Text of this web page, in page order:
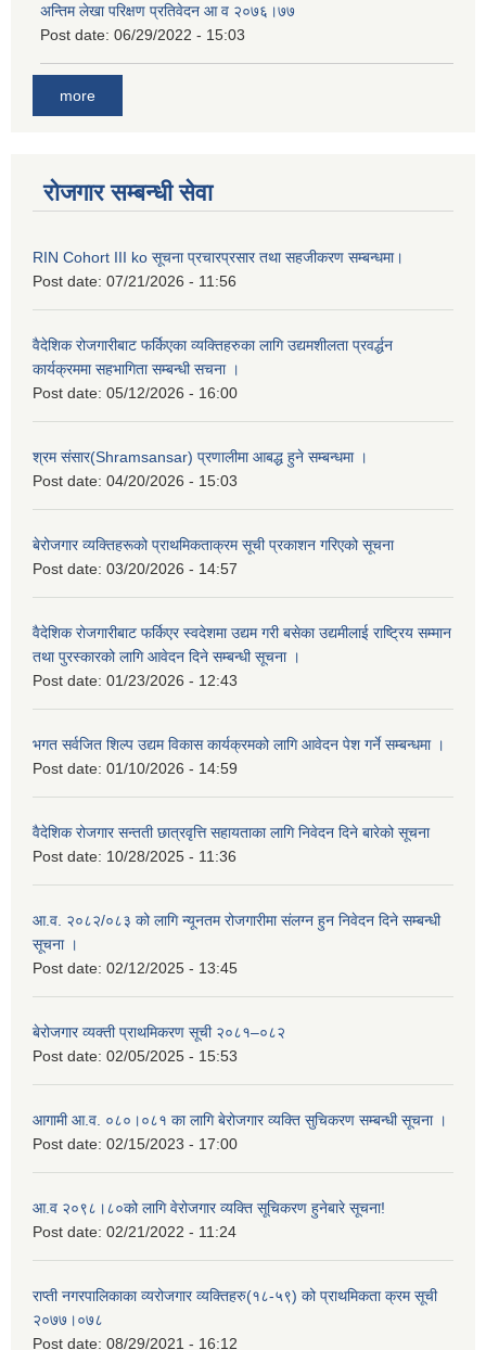
अन्तिम लेखा परिक्षण प्रतिवेदन आ व २०७६।७७
Post date: 06/29/2022 - 15:03
more
रोजगार सम्बन्धी सेवा
RIN Cohort III ko सूचना प्रचारप्रसार तथा सहजीकरण सम्बन्धमा।
Post date: 07/21/2026 - 11:56
वैदेशिक रोजगारीबाट फर्किएका व्यक्तिहरुका लागि उद्यमशीलता प्रवर्द्धन
कार्यक्रममा सहभागिता सम्बन्धी सचना ।
Post date: 05/12/2026 - 16:00
श्रम संसार(Shramsansar) प्रणालीमा आबद्ध हुने सम्बन्धमा ।
Post date: 04/20/2026 - 15:03
बेरोजगार व्यक्तिहरूको प्राथमिकताक्रम सूची प्रकाशन गरिएको सूचना
Post date: 03/20/2026 - 14:57
वैदेशिक रोजगारीबाट फर्किएर स्वदेशमा उद्यम गरी बसेका उद्यमीलाई राष्ट्रिय सम्मान
तथा पुरस्कारको लागि आवेदन दिने सम्बन्धी सूचना ।
Post date: 01/23/2026 - 12:43
भगत सर्वजित शिल्प उद्यम विकास कार्यक्रमको लागि आवेदन पेश गर्ने सम्बन्धमा ।
Post date: 01/10/2026 - 14:59
वैदेशिक रोजगार सन्तती छात्रवृत्ति सहायताका लागि निवेदन दिने बारेको सूचना
Post date: 10/28/2025 - 11:36
आ.व. २०८२/०८३ को लागि न्यूनतम रोजगारीमा संलग्न हुन निवेदन दिने सम्बन्धी
सूचना ।
Post date: 02/12/2025 - 13:45
बेरोजगार व्यक्ती प्राथमिकरण सूची २०८१–०८२
Post date: 02/05/2025 - 15:53
आगामी आ.व. ०८०।०८१ का लागि बेरोजगार व्यक्ति सुचिकरण सम्बन्धी सूचना ।
Post date: 02/15/2023 - 17:00
आ.व २०९८।८०को लागि वेरोजगार व्यक्ति सूचिकरण हुनेबारे सूचना!
Post date: 02/21/2022 - 11:24
राप्ती नगरपालिकाका व्यरोजगार व्यक्तिहरु(१८-५९) को प्राथमिकता क्रम सूची
२०७७।०७८
Post date: 08/29/2021 - 16:12